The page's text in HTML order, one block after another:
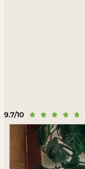
9.7/10     